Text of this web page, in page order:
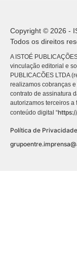
Copyright © 2026 -
Todos os direitos
A ISTOÉ
vinculação editorial e
PUBLICACÕES LTDA
realizamos cobranças
contrato de assinatura
autorizamos terceiros
conteúdo digital “
Política de Privacidade